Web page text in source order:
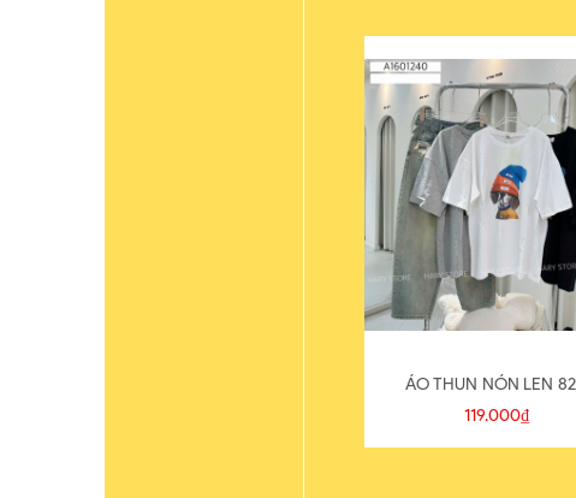
ÁO THUN NÓN LEN
119.000₫